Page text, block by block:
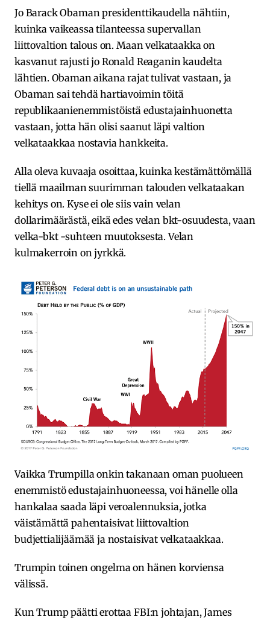
Jo Barack Obaman presidenttikaudella nähtiin,
kuinka vaikeassa tilanteessa supervallan
liittovaltion talous on. Maan velkataakka on
kasvanut rajusti jo Ronald Reaganin kaudelta
lähtien. Obaman aikana rajat tulivat vastaan, ja
Obaman sai tehdä hartiavoimin töitä
republikaanienemmistöistä edustajainhuonetta
vastaan, jotta hän olisi saanut läpi valtion
velkataakkaa nostavia hankkeita.
Alla oleva kuvaaja osoittaa, kuinka kestämättömällä
tiellä maailman suurimman talouden velkataakan
kehitys on. Kyse ei ole siis vain velan
dollarimäärästä, eikä edes velan bkt-osuudesta, vaan
velka-bkt -suhteen muutoksesta. Velan
kulmakerroin on jyrkkä.
Vaikka Trumpilla onkin takanaan oman puolueen
enemmistö edustajainhuoneessa, voi hänelle olla
hankalaa saada läpi veroalennuksia, jotka
väistämättä pahentaisivat liittovaltion
budjettialijäämää ja nostaisivat velkataakkaa.
Trumpin toinen ongelma on hänen korviensa
välissä.
Kun Trump päätti erottaa FBI:n johtajan, James